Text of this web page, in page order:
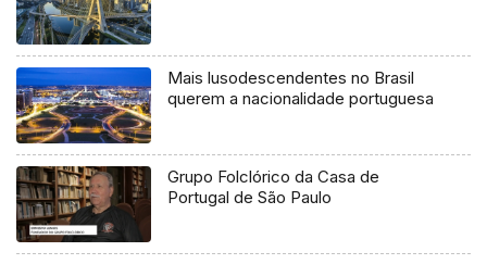
Mais lusodescendentes no Brasil
querem a nacionalidade portuguesa
Grupo Folclórico da Casa de
Portugal de São Paulo